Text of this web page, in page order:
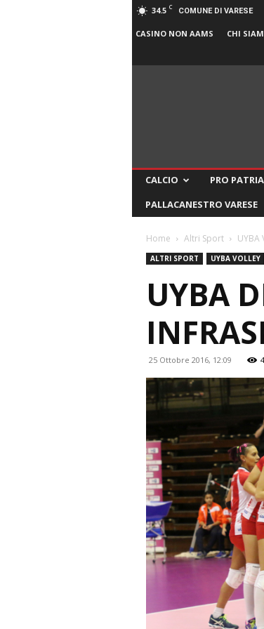
34.5 C COMUNE DI VARESE
CASINO NON AAMS CHI
CALCIO PRO PATRIA
PALLACANESTRO VARESE
Home Altri Sport UYBA
ALTRI SPORT UYBA VOLLEY
UYBA
25 Ottobre 2016, 12:09